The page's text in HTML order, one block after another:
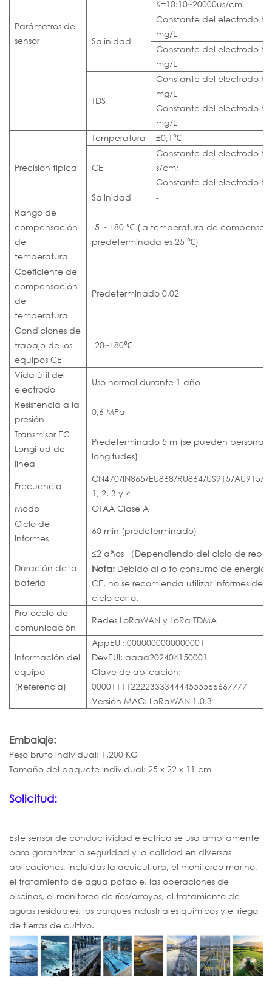
Parámetros del
sensor
K=10:10~20000us/cm
Salinidad
Constante del electrodo K
mg/L
Constante del electrodo
mg/L
TDS
Constante del electrodo
mg/L
Constante del electrodo
mg/L
Precisión típica
Temperatura ±0,1℃
CE
Constante del electrodo
s/cm;
Constante del electrodo
Salinidad
-
Rango de
compensación
de
temperatura
-5 ~ +80 ℃ (la temperatura de
predeterminada es 25 ℃)
Coeficiente de
compensación
de
temperatura
Predeterminado 0,02
Condiciones de
trabajo de los
equipos CE
-20~+80℃
Vida útil del
electrodo
Uso normal durante 1 año
Resistencia a la
presión
0,6 MPa
Transmisor EC
Longitud de
línea
Predeterminado 5 m (se pueden
longitudes)
Frecuencia
CN470/IN865/EU868/RU864/US915/AU915/
1, 2, 3 y 4
Modo
OTAA Clase A
Ciclo de
informes
60 min (predeterminado)
Duración de la
batería
≤2 años （Dependiendo del ciclo de
Nota: Debido al alto consumo de energía
CE, no se recomienda utilizar informes de
ciclo corto.
Protocolo de
comunicación
Redes LoRaWAN y LoRa TDMA
Información del
equipo
(Referencia)
AppEUI: 0000000000000001
DevEUI: aaaa202404150001
Clave de aplicación:
00001111222233334444555566667777
Versión MAC: LoRaWAN 1.0.3
Embalaje:
Peso bruto individual: 1.200 KG
Tamaño del paquete individual: 25 x 22 x 11 cm
Solicitud:
Este sensor de conductividad eléctrica se usa ampliamente
para garantizar la seguridad y la calidad en diversas
aplicaciones, incluidas la acuicultura, el monitoreo marino,
el tratamiento de agua potable, las operaciones de
piscinas, el monitoreo de ríos/arroyos, el tratamiento de
aguas residuales, los parques industriales químicos y el riego
de tierras de cultivo.